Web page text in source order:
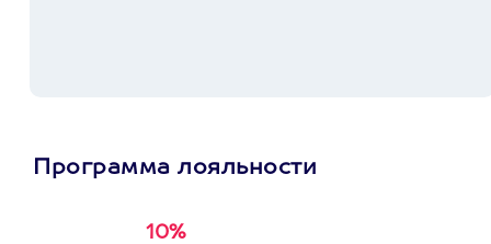
Программа лояльности
10%